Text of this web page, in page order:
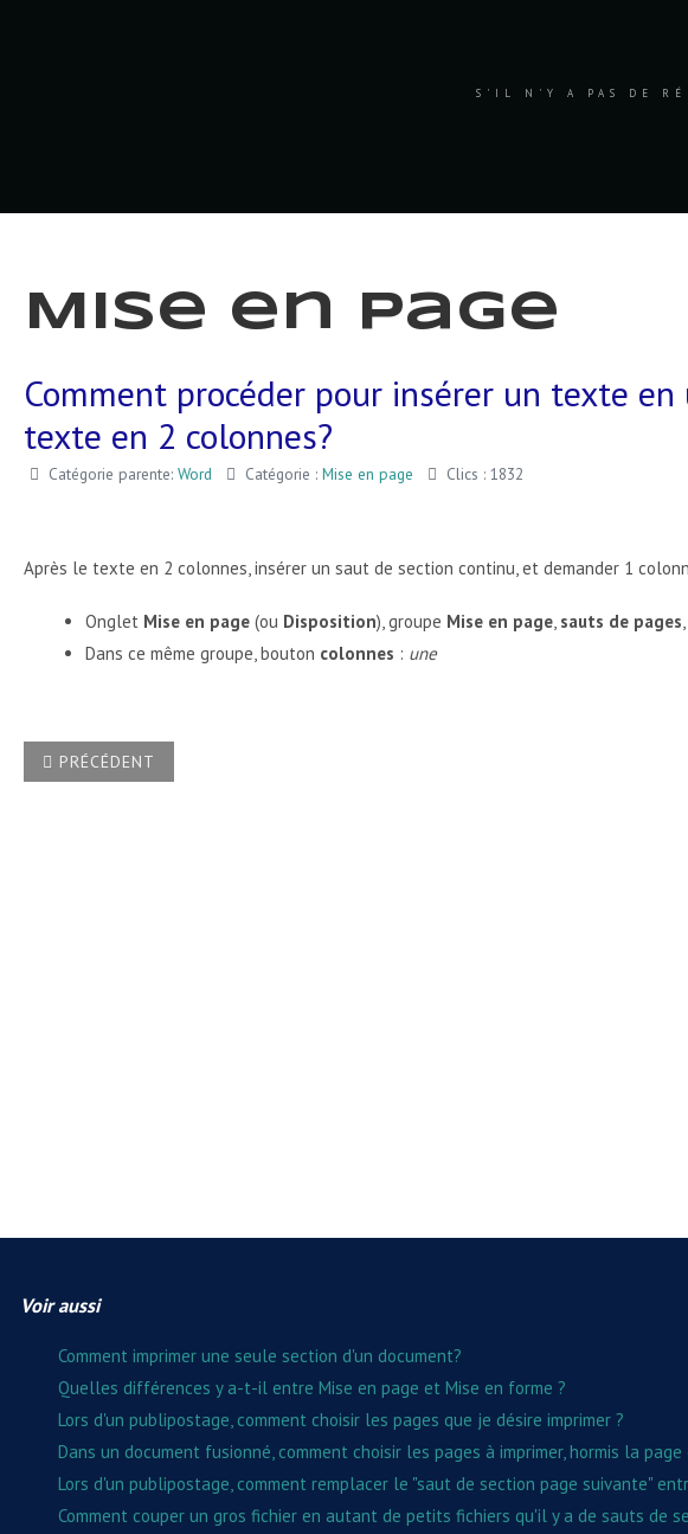
S'IL N'Y A PAS DE
Mise en page
Comment procéder pour insérer un texte
texte en 2 colonnes?
Catégorie parente: Word Catégorie : Mise en page Clics : 1832
Après le texte en 2 colonnes, insérer un saut de section continu, et demander 1
Onglet Mise en page (ou Disposition), groupe Mise en page, sauts de pages,
Dans ce même groupe, bouton colonnes : une
ARTICLE PRÉCÉDENT : COMMENT PROCÉDER POUR AVOIR UN EN-TÊTE OU
PRÉCÉDENT
Voir aussi
Comment imprimer une seule section d'un document?
Quelles différences y a-t-il entre Mise en page et Mise en forme ?
Lors d'un publipostage, comment choisir les pages que je désire imprimer ?
Dans un document fusionné, comment choisir les pages à imprimer, hormis la
Lors d'un publipostage, comment remplacer le "saut de section page suivante"
Comment couper un gros fichier en autant de petits fichiers qu'il y a de sauts de